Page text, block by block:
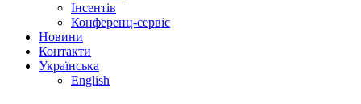
Інсентів
Конференц-сервіс
Новини
Контакти
Українська
English